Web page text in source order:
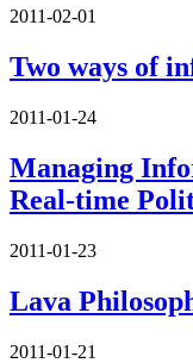
2011-02-01
Two ways of
2011-01-24
Managing
Real-time
2011-01-23
Lava
2011-01-21